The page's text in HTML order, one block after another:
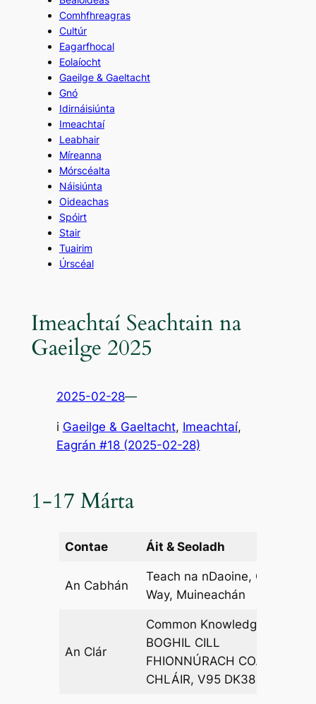
Comhfhreagras
Cultúr
Eagarfhocal
Eolaíocht
Gaeilge & Gaeltacht
Gnó
Idirnáisiúnta
Imeachtaí
Leabhair
Míreanna
Mórscéalta
Náisiúnta
Oideachas
Spóirt
Stair
Tuairim
Úrscéal
Imeachtaí Seachtain na
Gaeilge 2025
2025-02-28—
i Gaeilge & Gaeltacht, Imeachtaí,
Eagrán #18 (2025-02-28)
1-17 Márta
Contae Áit & Seoladh
An Cabhán
Teach na nDaoine, Oriel
Way, Muineachán
An Clár
Common Knowledge,
BOGHIL CILL
FHIONNÚRACH CO. AN
CHLÁIR, V95 DK38